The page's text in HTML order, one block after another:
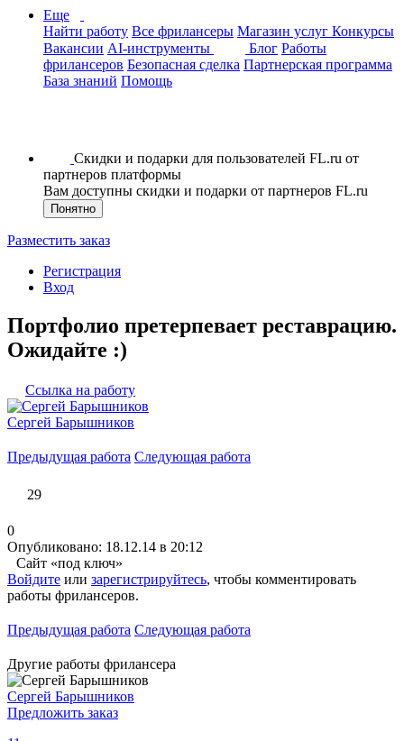
Еще
Найти работу Все фрилансеры Магазин услуг Конкурсы
Вакансии AI-инструменты Блог Работы
фрилансеров Безопасная сделка Партнерская программа
База знаний Помощь
Скидки и подарки для пользователей FL.ru от
партнеров платформы
Вам доступны скидки и подарки от партнеров FL.ru
Понятно
Разместить заказ
Регистрация
Вход
Портфолио претерпевает реставрацию.
Ожидайте :)
Ссылка на работу
Сергей Барышников
Предыдущая работа Следующая работа
29
0
Опубликовано: 18.12.14 в 20:12
Сайт «под ключ»
Войдите или зарегистрируйтесь, чтобы комментировать
работы фрилансеров.
Предыдущая работа Следующая работа
Другие работы фрилансера
Сергей Барышников
Предложить заказ